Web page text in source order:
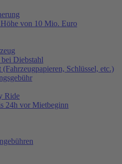
von 10 Mio. Euro
Diebstahl
Schlüssel, etc.)
Ride
24h vor Mietbeginn